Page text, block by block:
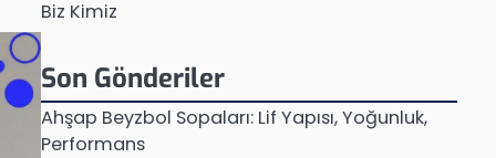
Biz Kimiz
Son Gönderiler
Ahşap Beyzbol Sopaları: Lif Yapısı, Yoğunluk,
Performans